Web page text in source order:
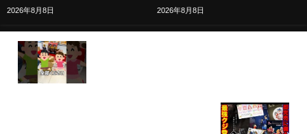
2026年8月8日 2026年8月8日